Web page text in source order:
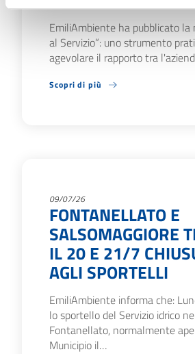
EmiliAmbiente ha pubblicato la
al Servizio”: uno strumento
agevolare il rapporto tra
Scopri di più
09/07/26
FONTANELLATO E
SALSOMAGGIORE
IL 20 E 21/7
AGLI SPORTELLI
EmiliAmbiente informa che:
lo sportello del Servizio idrico
Fontanellato, normalmente
Municipio il…